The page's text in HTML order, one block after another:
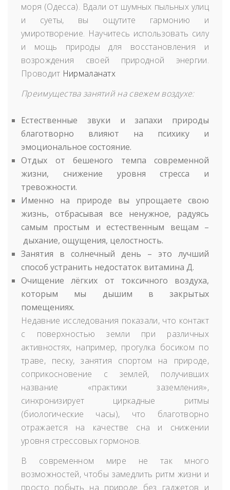
моря (Одесса). Вдали от шумных пыльных улиц
и суеты, вы ощутите гармонию и
умиротворение. Научитесь использовать силу
и мощь природы для восстановления и
возрождения своей природной энергии.
Проводит Нирмаланатх
Преимущества занятий на свежем воздухе:
Естественные звуки и запахи природы
благотворно влияют на психику и
эмоциональное состояние.
Отдых от бешеного темпа современной
жизни, снижение уровня стресса и
тревожности.
Именно на природе вы упрощаете свою
жизнь, отбрасывая все ненужное, радуясь
самым простым и естественным вещам –
дыхание, ощущения, целостность.
Занятия в солнечный день – это лучший
способ устранить недостаток витамина Д.
Очищение лёгких от токсичного воздуха,
которым мы дышим в закрытых
помещениях.
Недавние исследования показали, что контакт
с поверхностью земли при различных
активностях, например, прогулка босиком по
траве, песку, занятия спортом на природе,
соприкосновение с землей, получивших
название «практики заземления»,
синхронизирует циркадные ритмы
(биологические часы), что благотворно
отражается на качестве сна и снижении
уровня стрессовых гормонов.
В современном мире не так много
возможностей, чтобы замедлить ритм жизни и
просто побыть на природе без гаджетов и